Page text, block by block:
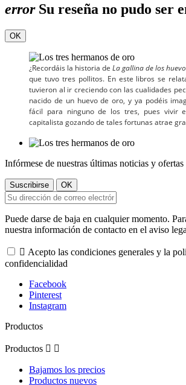
errorSu reseña no pudo ser
OK
¿Recordáis la historia de La gallina de los
que tuvo tres pollitos. En este libros se
tuvieron al ir creciendo con las cualidades
nacido de un huevo de oro, y ya podéis
fácil para ninguno de los tres, pues vivir
capitalista gozando de tales fortunas atrae
Infórmese de nuestras últimas noticias y ofertas
Puede darse de baja en cualquier momento.
nuestra información de contacto en el aviso
 Acepto las condiciones generales y la
confidencialidad
Facebook
Pinterest
Instagram
Productos
Productos  
Bajamos los precios
Productos nuevos